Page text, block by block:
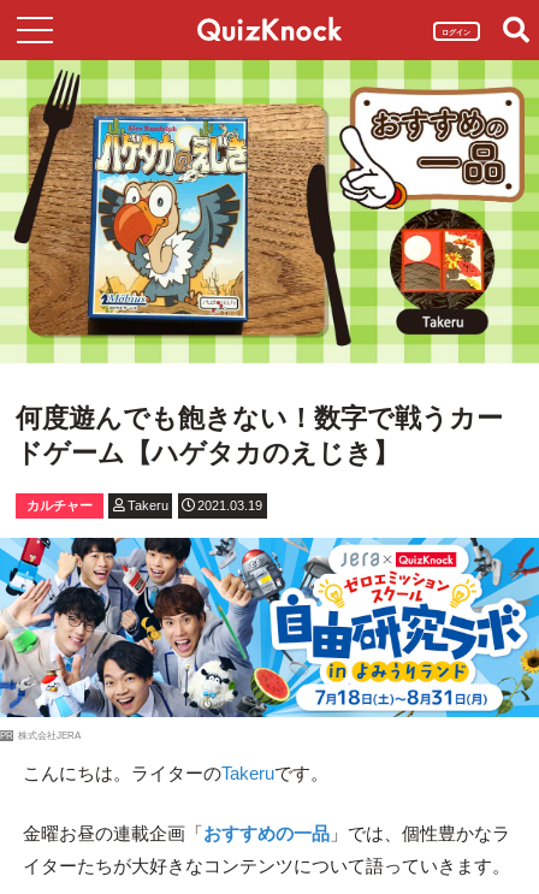
ログイン
何度遊んでも飽きない！数字で戦うカー
ドゲーム【ハゲタカのえじき】
カルチャー Takeru 2021.03.19
PR 株式会社JERA
こんにちは。ライターのTakeruです。
金曜お昼の連載企画「おすすめの一品」では、個性豊かなラ
イターたちが大好きなコンテンツについて語っていきます。